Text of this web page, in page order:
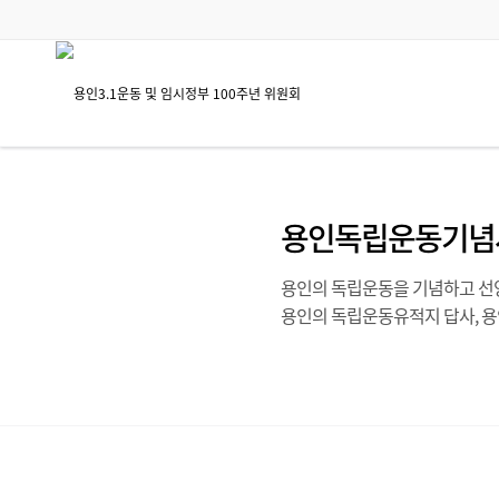
용인독립운동기
용인의 독립운동을 기념하고
용인의 독립운동유적지 답사,